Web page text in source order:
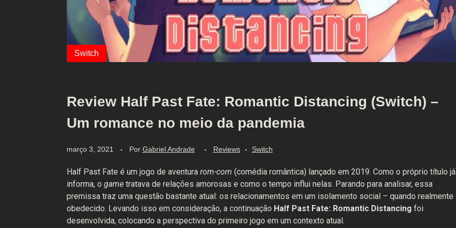
Review Half Past Fate: Romantic Distancing (Switch) –
Um romance no meio da pandemia
março 3, 2021 Por Gabriel Andrade Reviews Switch
Half Past Fate é um jogo de aventura rom-com (comédia romântica) lançado em 2019. Como o próprio título já
informa, o game tratava de relações amorosas e como o tempo influi nelas. Parando para analisar, essa
premissa traz uma questão bastante atual: os relacionamentos em um isolamento social – quando realmente
obedecido. Levando isso em consideração, a continuação Half Past Fate: Romantic Distancing foi
desenvolvida, colocando a perspectiva do primeiro jogo em um contexto atual.